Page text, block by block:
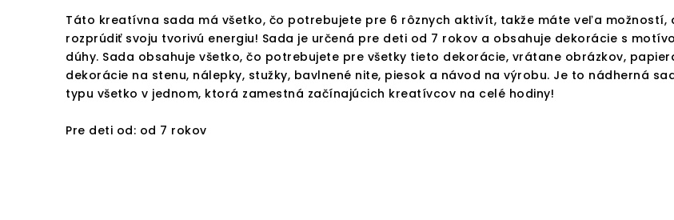
Táto kreatívna sada má všetko, čo potrebujete pre 6 rôznych aktivít, takže máte veľa možností,
rozprúdiť svoju tvorivú energiu! Sada je určená pre deti od 7 rokov a obsahuje dekorácie s
dúhy. Sada obsahuje všetko, čo potrebujete pre všetky tieto dekorácie, vrátane obrázkov,
dekorácie na stenu, nálepky, stužky, bavlnené nite, piesok a návod na výrobu. Je to nádherná
typu všetko v jednom, ktorá zamestná začínajúcich kreatívcov na celé hodiny!
Pre deti od: od 7 rokov